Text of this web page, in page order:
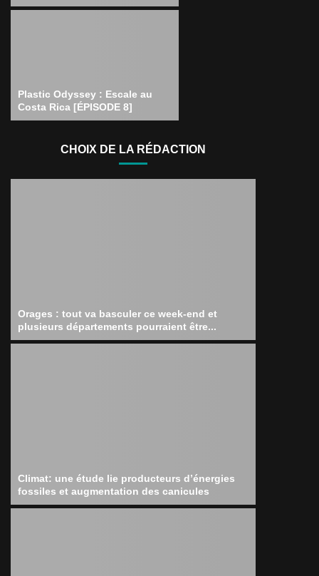
Plastic Odyssey : Escale au
Costa Rica [ÉPISODE 8]
CHOIX DE LA RÉDACTION
Orages : tout va basculer ce week-end et
plusieurs départements pourraient être...
Climat: une étude lie producteurs d’énergies
fossiles et augmentation des canicules